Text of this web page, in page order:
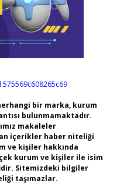
bir marka, kurum
bulunmamaktadır.
makaleler
içerikler haber niteliği
ve kişiler hakkında
kurum ve kişiler ile isim
Sitemizdeki bilgiler
taşımazlar.